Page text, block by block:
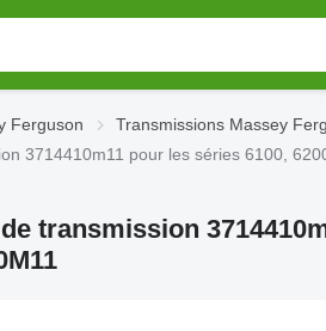
Ferguson
Transmissions Massey
3714410m11 pour les séries 6100,
transmission